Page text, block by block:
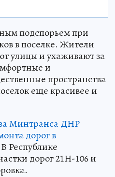
подспорьем при
в поселке. Жители
улицы и ухаживают за
и
пространства
еще красивее и
Минтранса ДНР
дорог в
Республике
дорог 21Н-106 и